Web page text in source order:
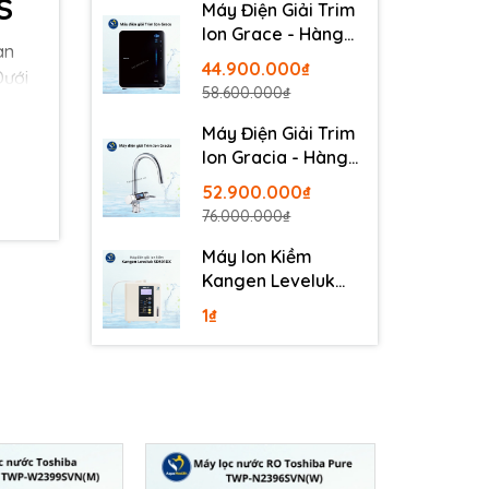
Máy Điện Giải Trim
Ion Grace - Hàng
Nội Địa Nhật
44.900.000₫
58.600.000₫
Máy Điện Giải Trim
Ion Gracia - Hàng
Nội Địa Nhật
52.900.000₫
76.000.000₫
Máy Ion Kiềm
Kangen Leveluk
SD501DX
1₫